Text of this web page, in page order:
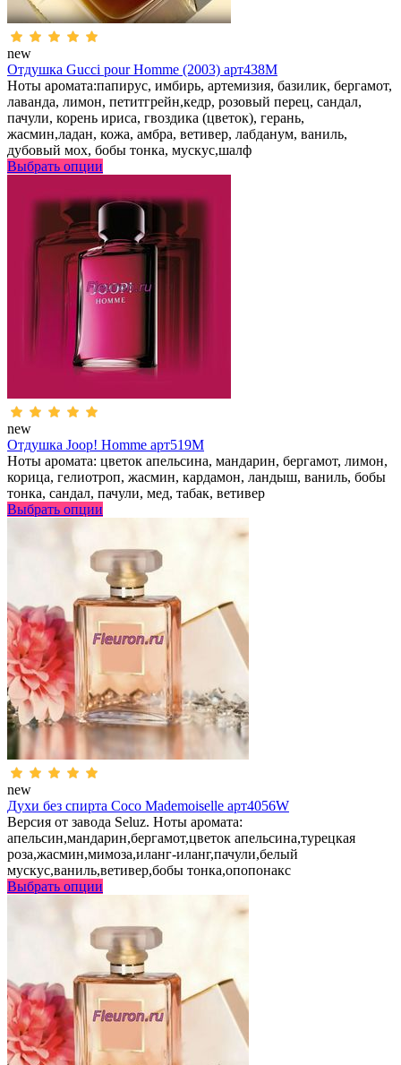
new
Отдушка Gucci pour Homme (2003) арт438M
Ноты аромата:папирус, имбирь, артемизия, базилик, бергамот,
лаванда, лимон, петитгрейн,кедр, розовый перец, сандал,
пачули, корень ириса, гвоздика (цветок), герань,
жасмин,ладан, кожа, амбра, ветивер, лабданум, ваниль,
дубовый мох, бобы тонка, мускус,шалф
Выбрать опции
new
Отдушка Joop! Homme арт519M
Ноты аромата: цветок апельсина, мандарин, бергамот, лимон,
корица, гелиотроп, жасмин, кардамон, ландыш, ваниль, бобы
тонка, сандал, пачули, мед, табак, ветивер
Выбрать опции
new
Духи без спирта Coco Mademoiselle арт4056W
Версия от завода Seluz. Ноты аромата:
апельсин,мандарин,бергамот,цветок апельсина,турецкая
роза,жасмин,мимоза,иланг-иланг,пачули,белый
мускус,ваниль,ветивер,бобы тонка,опопонакс
Выбрать опции